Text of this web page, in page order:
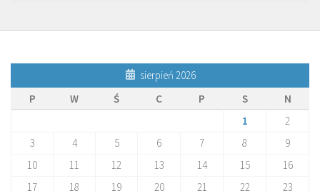
sierpień 2026
P
W Ś C P S
N
1
2
3
4 5 6 7 8
9
10
11 12 13 14 15
16
17
18 19 20 21 22
23